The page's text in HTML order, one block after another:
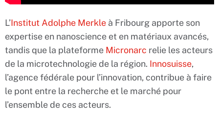
L’Institut Adolphe Merkle à Fribourg apporte son
expertise en nanoscience et en matériaux avancés,
tandis que la plateforme Micronarc relie les acteurs
de la microtechnologie de la région. Innosuisse,
l’agence fédérale pour l’innovation, contribue à faire
le pont entre la recherche et le marché pour
l’ensemble de ces acteurs.